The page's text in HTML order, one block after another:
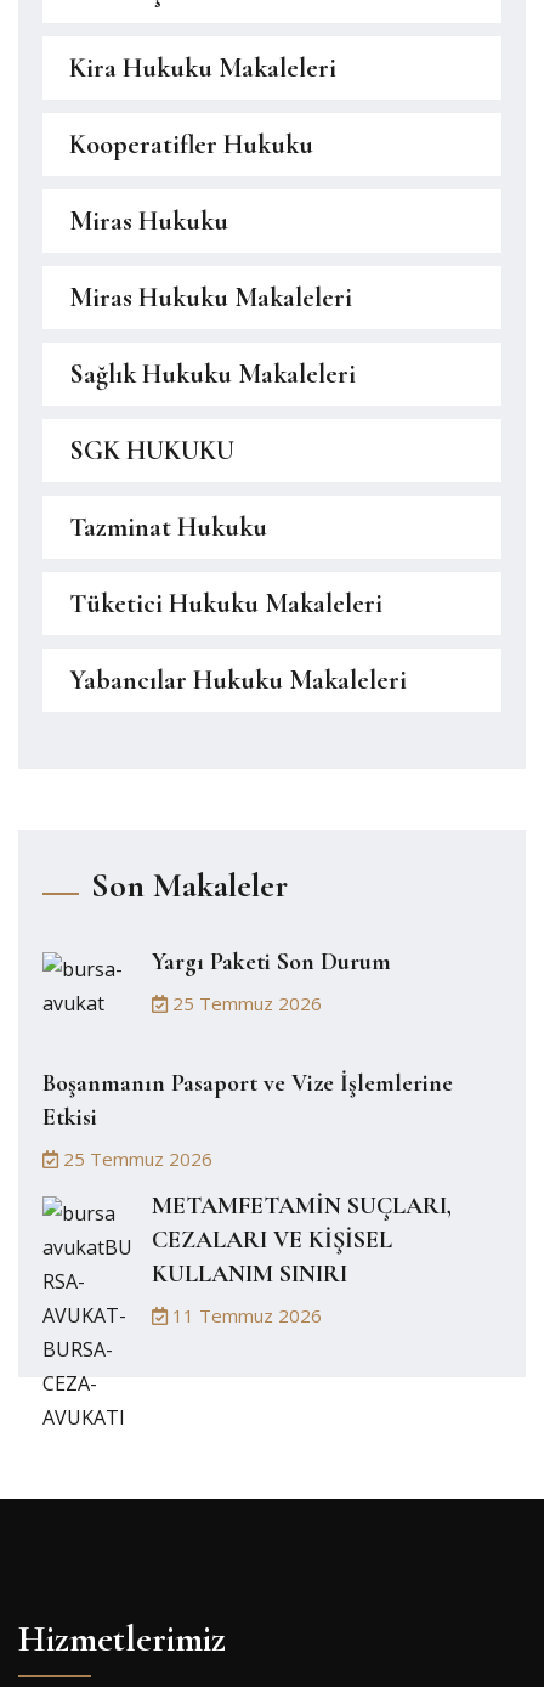
Kira Hukuku Makaleleri
Kooperatifler Hukuku
Miras Hukuku
Miras Hukuku Makaleleri
Sağlık Hukuku Makaleleri
SGK HUKUKU
Tazminat Hukuku
Tüketici Hukuku Makaleleri
Yabancılar Hukuku Makaleleri
Son Makaleler
Yargı Paketi Son Durum
25 Temmuz 2026
Boşanmanın Pasaport ve Vize İşlemlerine
Etkisi
25 Temmuz 2026
METAMFETAMİN SUÇLARI,
CEZALARI VE KİŞİSEL
KULLANIM SINIRI
11 Temmuz 2026
Hizmetlerimiz